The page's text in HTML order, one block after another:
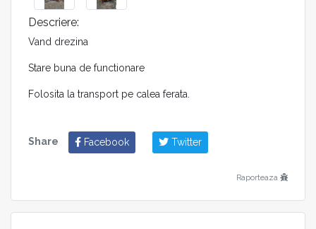
Descriere:
Vand drezina
Stare buna de functionare
Folosita la transport pe calea ferata.
Share Facebook Twitter
Raporteaza